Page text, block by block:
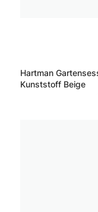
Hartman
Kunststoff Beige